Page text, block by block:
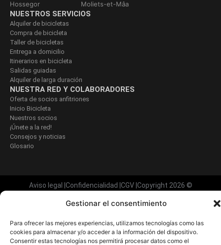
Gestionar el consentimiento
Para ofrecer las mejores experiencias, utilizamos tecnologías como las
cookies para almacenar y/o acceder a la información del dispositivo.
Consentir estas tecnologías nos permitirá procesar datos como el
Hossegor
Moliets-et-Mâa
NUESTROS SERVICIOS
Alquiler de bicicletas
Compra de bicicleta
Taller de bicicletas
Entrega a domicilio
Itinerarios en bicicleta
Salidas guiadas
Alquiler de larga duración
NUESTRA RED Y COLABORADORES
Oferta de socios anfitriones
Inicio Bicicleta
Nuestros socios
¡Únete a la red!
Consejos y noticias
Glosario
Aviso legal Confidencialidad CGV| Copyright 2026 ©